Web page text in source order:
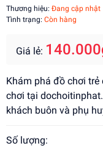
Thương hiệu: Đang cập nhật
Tình trạng: Còn hàng
Giá lẻ:
Khám phá đồ chơi
chơi tại
khách buôn và phụ
Số lượng: